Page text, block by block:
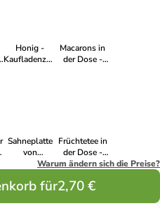
Honig -
Kaufladenzubehör
Macarons in
der Dose -
Sahneplatte
von
Coppenrath &
Kaufladenzubehör
Früchtetee in
der Dose -
Kaufladenzubehör
Warum ändern sich die Preise?
für2,70 €